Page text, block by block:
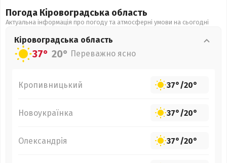
Погода Кіровоградська область
Актуальна інформація про погоду та атмосферні умови на сьогодні
Кіровоградська область
37° 20° Переважно ясно
Кропивницький 37°/20°
Новоукраїнка 37°/20°
Олександрія 37°/20°